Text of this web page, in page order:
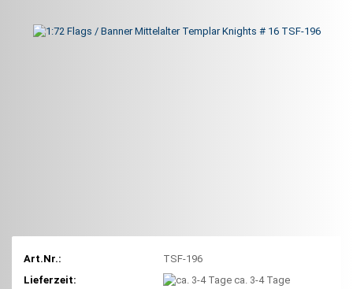
Art.Nr.:
TSF-196
Lieferzeit:
ca. 3-4 Tage